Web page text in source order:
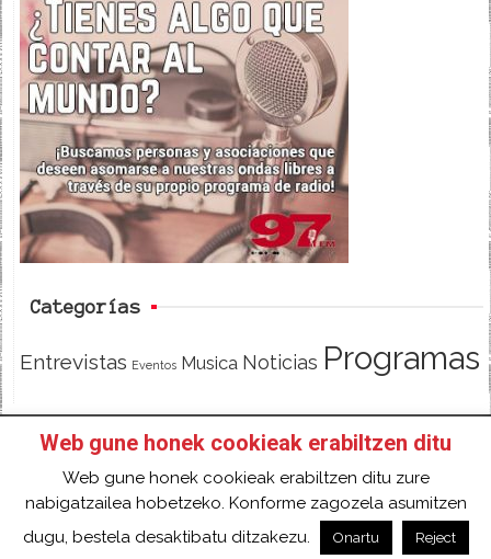
c
e
b
o
o
i
t
t
e
e
d
Categorías
Entrevistas Eventos Musica Noticias Programas
INICIO HAZTE SOCI@!
FACEBOOK
TWITTER
CONTACTO ACCESO
2018 Gure eduki guztiak Creative Commons
Web gune honek cookieak erabiltzen ditu
Web gune honek cookieak erabiltzen ditu zure
nabigatzailea hobetzeko. Konforme zagozela asumitzen
dugu, bestela desaktibatu ditzakezu.
Onartu Reject